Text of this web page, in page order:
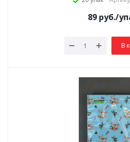
89руб./
В